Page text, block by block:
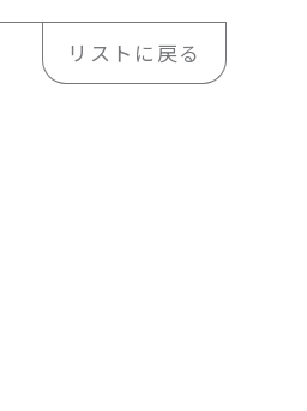
リストに戻る